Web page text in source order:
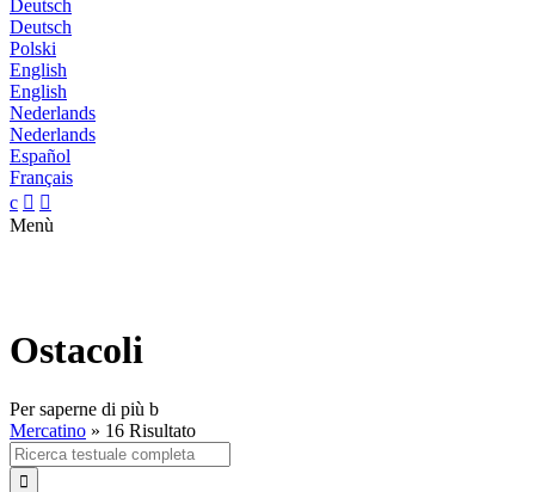
Deutsch
Deutsch
Polski
English
English
Nederlands
Nederlands
Español
Français
c  
Menù
Ostacoli
Per saperne di più b
Mercatino » 16 Risultato
